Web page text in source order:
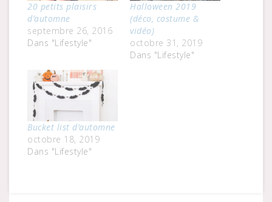
20 petits plaisirs
d’automne
septembre 26, 2016
Dans "Lifestyle"
Halloween 2019
(déco, costume &
vidéo)
octobre 31, 2019
Dans "Lifestyle"
Bucket list d’automne
octobre 18, 2019
Dans "Lifestyle"